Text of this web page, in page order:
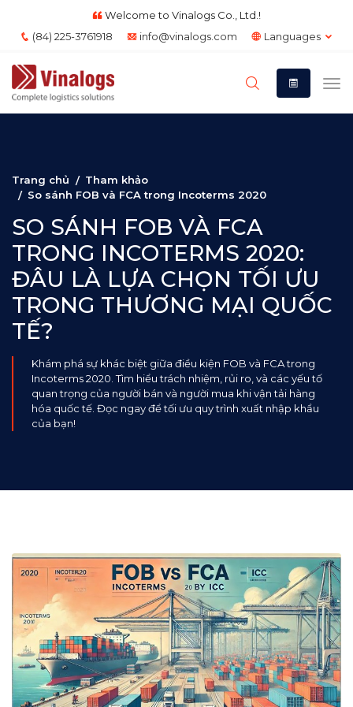
Welcome to Vinalogs Co., Ltd.!
(84) 225-3761918
info@vinalogs.com Languages
Trang chủ
Tham khảo
So sánh FOB và FCA trong Incoterms 2020
SO SÁNH FOB VÀ FCA
TRONG INCOTERMS 2020:
ĐÂU LÀ LỰA CHỌN TỐI ƯU
TRONG THƯƠNG MẠI QUỐC
TẾ?
Khám phá sự khác biệt giữa điều kiện FOB và FCA trong
Incoterms 2020. Tìm hiểu trách nhiệm, rủi ro, và các yếu tố
quan trọng của người bán và người mua khi vận tải hàng
hóa quốc tế. Đọc ngay để tối ưu quy trình xuất nhập khẩu
của bạn!